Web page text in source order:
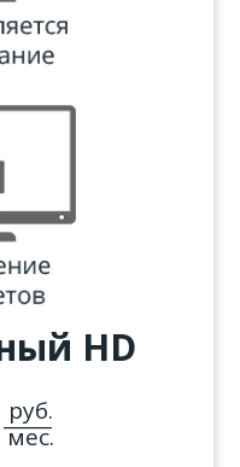
HD
руб.
_____
мес.